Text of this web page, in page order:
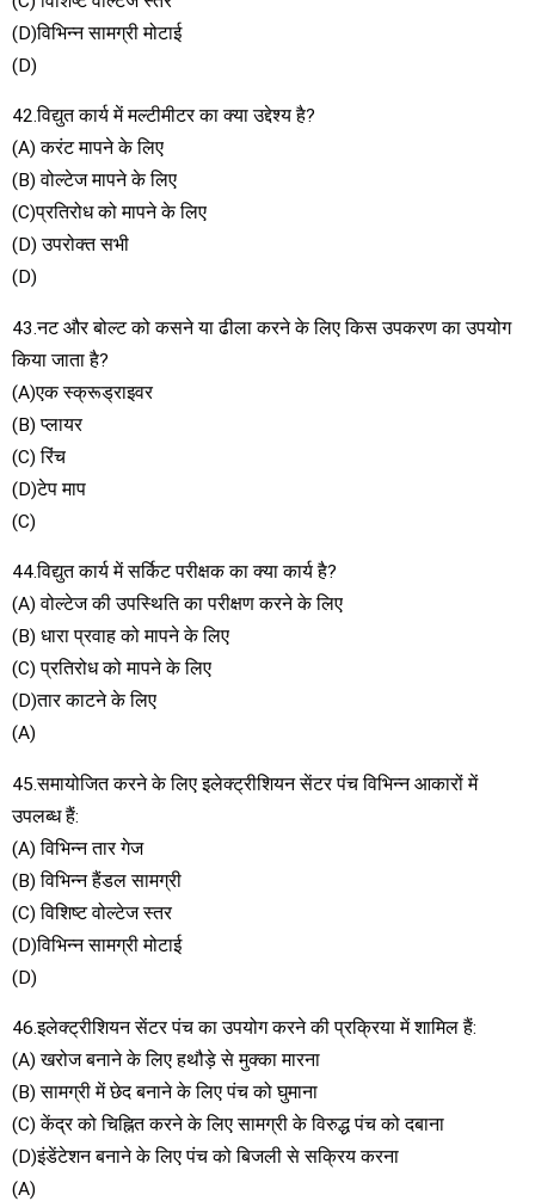
(D)विभिन्न सामग्री मोटाई
(D)
42.विद्युत कार्य में मल्टीमीटर का क्या उद्देश्य है?
(A) करंट मापने के लिए
(B) वोल्टेज मापने के लिए
(C)प्रतिरोध को मापने के लिए
(D) उपरोक्त सभी
(D)
43.नट और बोल्ट को कसने या ढीला करने के लिए किस उपकरण का उपयोग
किया जाता है?
(A)एक स्क्रूड्राइवर
(B) प्लायर
(C) रिंच
(D)टेप माप
(C)
44.विद्युत कार्य में सर्किट परीक्षक का क्या कार्य है?
(A) वोल्टेज की उपस्थिति का परीक्षण करने के लिए
(B) धारा प्रवाह को मापने के लिए
(C) प्रतिरोध को मापने के लिए
(D)तार काटने के लिए
(A)
45.समायोजित करने के लिए इलेक्ट्रीशियन सेंटर पंच विभिन्न आकारों में
उपलब्ध हैं:
(A) विभिन्न तार गेज
(B) विभिन्न हैंडल सामग्री
(C) विशिष्ट वोल्टेज स्तर
(D)विभिन्न सामग्री मोटाई
(D)
46.इलेक्ट्रीशियन सेंटर पंच का उपयोग करने की प्रक्रिया में शामिल हैं:
(A) खरोज बनाने के लिए हथौड़े से मुक्का मारना
(B) सामग्री में छेद बनाने के लिए पंच को घुमाना
(C) केंद्र को चिह्नित करने के लिए सामग्री के विरुद्ध पंच को दबाना
(D)इंडेंटेशन बनाने के लिए पंच को बिजली से सक्रिय करना
(A)